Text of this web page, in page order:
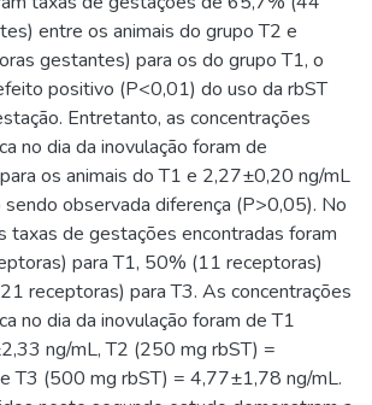
entre os animais do grupo T2 e
gestantes) para os do grupo T1, o
positivo (P<0,01) do uso da rbST
Entretanto, as concentrações
no dia da inovulação foram de
os animais do T1 e 2,27±0,20 ng/mL
sendo observada diferença (P>0,05). No
taxas de gestações encontradas foram
para T1, 50% (11 receptoras)
receptoras) para T3. As concentrações
no dia da inovulação foram de T1
ng/mL, T2 (250 mg rbST) =
T3 (500 mg rbST) = 4,77±1,78 ng/mL.